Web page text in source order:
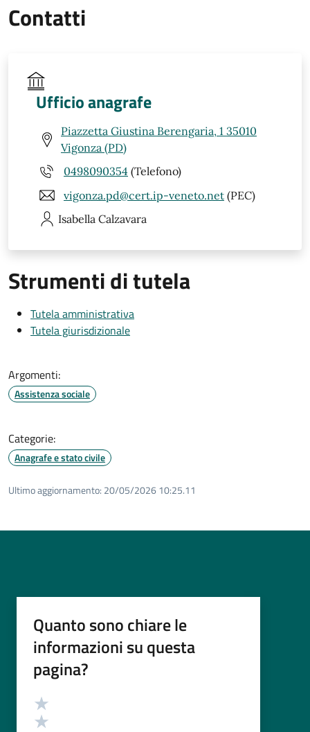
Contatti
Ufficio anagrafe
Piazzetta Giustina Berengaria, 1 35010
Vigonza (PD)
0498090354 (Telefono)
vigonza.pd@cert.ip-veneto.net (PEC)
Isabella Calzavara
Strumenti di tutela
Tutela amministrativa
Tutela giurisdizionale
Argomenti:
Assistenza sociale
Categorie:
Anagrafe e stato civile
Ultimo aggiornamento: 20/05/2026 10:25.11
Quanto sono chiare le
informazioni su questa
pagina?
Valutazione